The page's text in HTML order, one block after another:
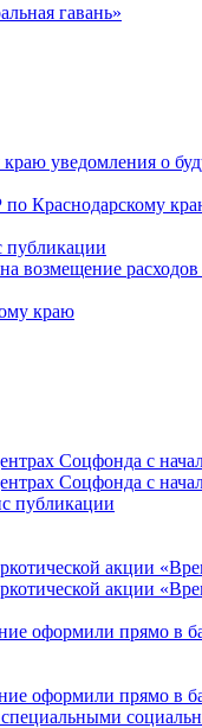
гавань»
уведомления о
Краснодарскому
публикации
возмещение расходов
краю
Соцфонда с
Соцфонда с
публикации
акции
акции
оформили прямо в
оформили прямо в